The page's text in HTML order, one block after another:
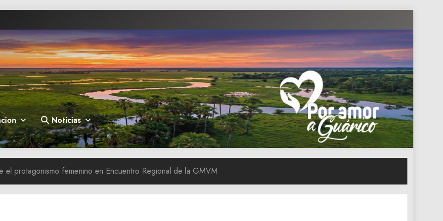
Noticias
el protagonismo femenino en Encuentro Regional de la GMVM